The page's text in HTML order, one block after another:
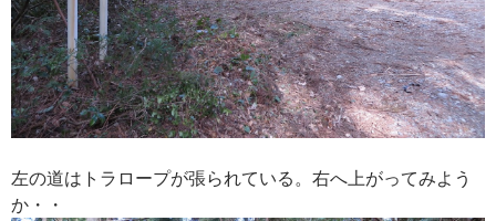
左の道はトラロープが張られている。右へ上がってみよう
か・・